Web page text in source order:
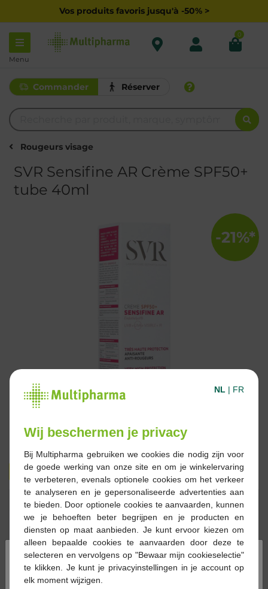
Vos produits favoris jusqu'à -50% >
Menu
0
Commander Réserver
Rougeurs visage
SVR Sensifine AR Crème SPF50+
tube 40ml
-21%*
20,95 € 26,52 €
Commander Réserver
En stock en ligne
- + Ajouter au panier
×
NL | FR
Wij beschermen je privacy
Bij Multipharma gebruiken we cookies die nodig zijn voor
de goede werking van onze site en om je winkelervaring
te verbeteren, evenals optionele cookies om het verkeer
te analyseren en je gepersonaliseerde advertenties aan
te bieden. Door optionele cookies te aanvaarden, kunnen
we je behoeften beter begrijpen en je producten en
diensten op maat aanbieden. Je kunt ervoor kiezen om
alleen bepaalde cookies te aanvaarden door deze te
selecteren en vervolgens op "Bewaar mijn cookieselectie"
te klikken. Je kunt je privacyinstellingen in je account op
elk moment wijzigen.